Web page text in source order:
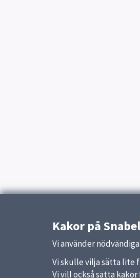
Kakor på
Vi använder
Vi skulle vilja sätta lite
Vi vill också sätta